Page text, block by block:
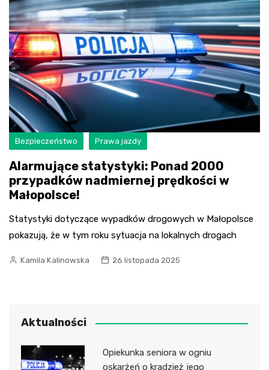
Bezpieczeństwo Prawa jazdy
Alarmujące statystyki: Ponad 2000
przypadków nadmiernej prędkości w
Małopolsce!
Statystyki dotyczące wypadków drogowych w Małopolsce
pokazują, że w tym roku sytuacja na lokalnych drogach
Kamila Kalinowska 26 listopada 2025
Aktualności
Opiekunka seniora w ogniu
oskarżeń o kradzież jego